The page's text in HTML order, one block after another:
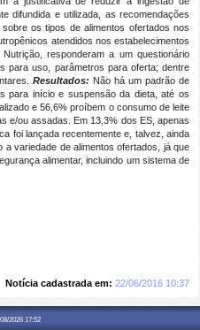
difundida e utilizada, as recomendações
os tipos de alimentos ofertados nos
atendidos nos estabelecimentos
responderam a um questionário
para uso, parâmetros para oferta; dentre
Resultados: Não há um padrão de
para início e suspensão da dieta, até os
e 56,6% proíbem o consumo de leite
e/ou assadas. Em 13,3% dos ES, apenas
foi lançada recentemente e, talvez, ainda
variedade de alimentos ofertados, já que
alimentar, incluindo um sistema de
Notícia cadastrada em: 22/06/2016 10:37
2026 17:52